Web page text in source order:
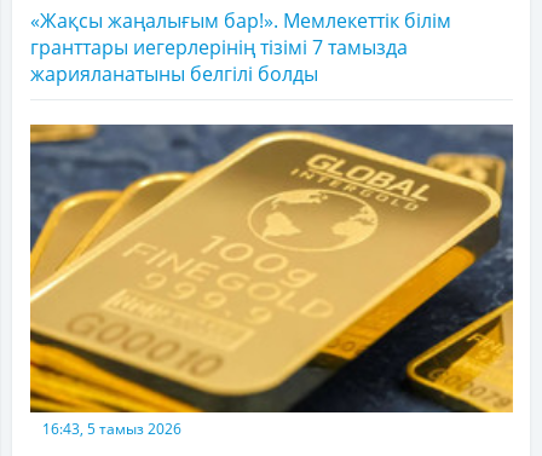
«Жақсы жаңалығым бар!». Мемлекеттік білім
гранттары иегерлерінің тізімі 7 тамызда
жарияланатыны белгілі болды
16:43, 5 тамыз 2026